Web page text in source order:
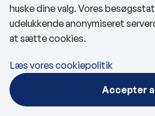
Privatlivspolitik
Cookies
Følg os
BRK på Facebook
huske dine valg. Vores
udelukkende anonymiseret
at sætte cookies.
Læs vores cookiepolitik
Accepter